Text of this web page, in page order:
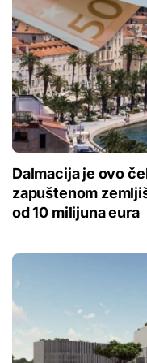
Dalmacija je ovo
zapuštenom
od 10 milijuna eura